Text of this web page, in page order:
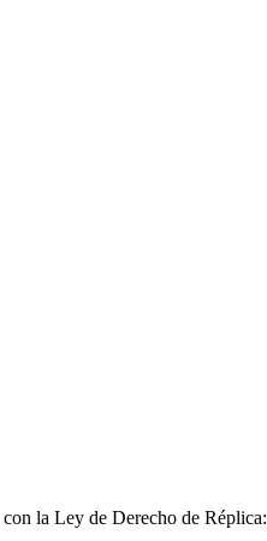
la Ley de Derecho de Réplica: